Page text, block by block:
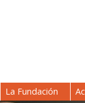
La Fundación